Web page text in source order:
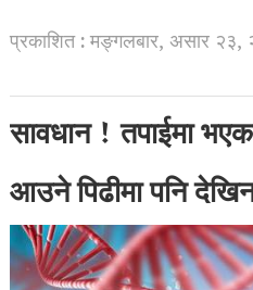
प्रकाशित : मङ्गलबार, असार २३,
सावधान ! तपाईमा
आउने पिढीमा पनि